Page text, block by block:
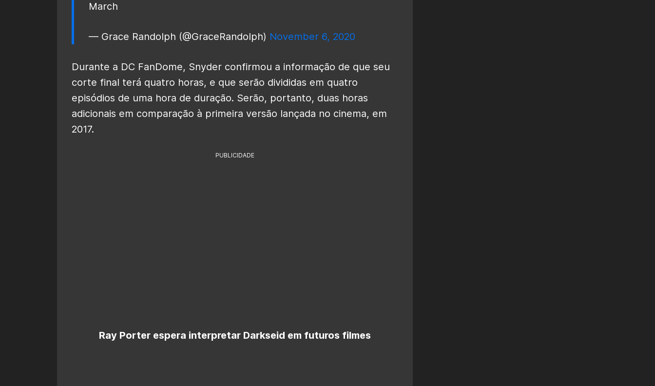
March
— Grace Randolph (@GraceRandolph) November 6, 2020
Durante a DC FanDome, Snyder confirmou a informação de que seu
corte final terá quatro horas, e que serão divididas em quatro
episódios de uma hora de duração. Serão, portanto, duas horas
adicionais em comparação à primeira versão lançada no cinema, em
2017.
PUBLICIDADE
Ray Porter espera interpretar Darkseid em futuros filmes